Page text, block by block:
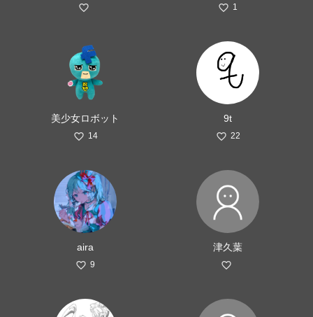
1
美少女ロボット
14
9t
22
aira
9
津久葉